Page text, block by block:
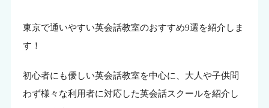
東京で通いやすい英会話教室のおすすめ9選を紹介しま
す！
初心者にも優しい英会話教室を中心に、大人や子供問
わず様々な利用者に対応した英会話スクールを紹介し